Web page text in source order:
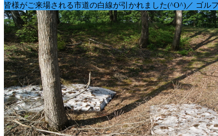
皆様がご来場される市道の白線が引かれました(^O^)／ ゴ